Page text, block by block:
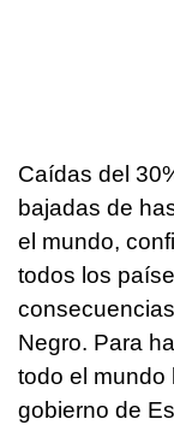
Caídas del
bajadas de
el mundo,
todos los
Negro. Para
todo el mundo
gobierno de